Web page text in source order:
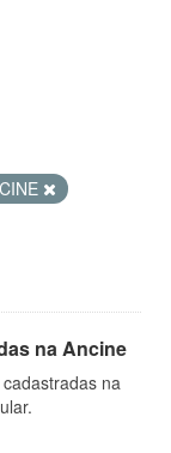
na Ancine
na